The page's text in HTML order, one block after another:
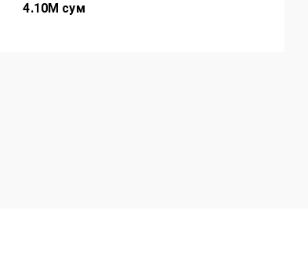
4.10M сум